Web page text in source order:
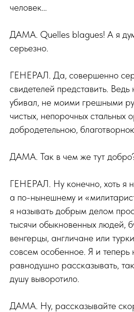
человек…
ДАМА. Quelles blagues! А я
серьезно.
ГЕНЕРАЛ. Да, совершенно
свидетелей представить.
убивал, не моими грешными
чистых, непорочных стальных
добродетельною,
ДАМА. Так в чем же тут
ГЕНЕРАЛ. Ну конечно, хоть я
а по-нынешнему и
я называть добрым делом
тысячи обыкновенных людей,
венгерцы, англичане или
совсем особенное. Я и теперь
равнодушно рассказывать,
душу выворотило.
ДАМА. Ну, рассказывайте